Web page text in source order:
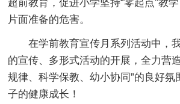
超前教育，促进小学坚持“零起点”教
片面准备的危害。
在学前教育宣传月系列活动中，
的宣传、多形式活动的开展，全力营
规律、科学保教、幼小协同”的良好氛
子的健康成长！